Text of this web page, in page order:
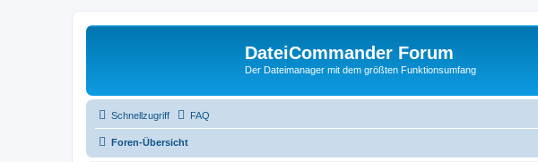
DateiCommander Forum
Der Dateimanager mit dem größten Funktionsumfang
Schnellzugriff FAQ
Foren-Übersicht